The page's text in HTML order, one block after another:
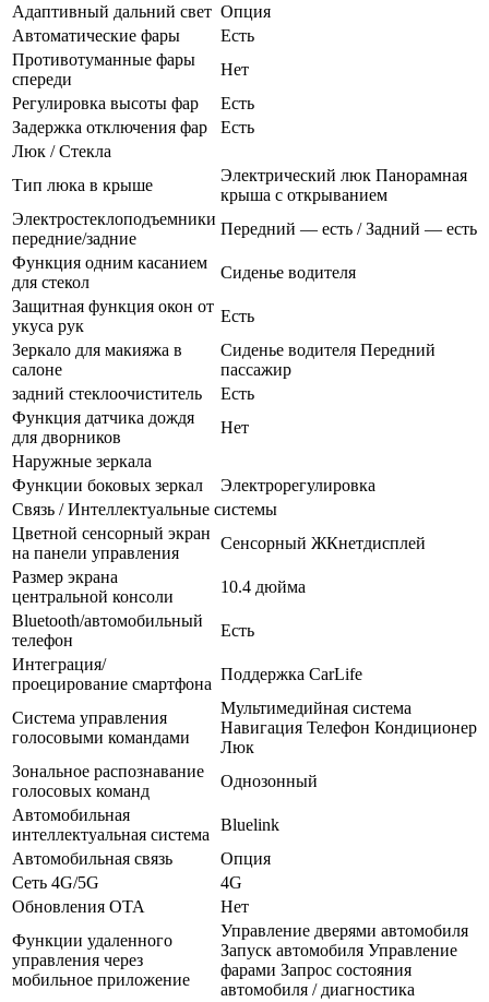
Адаптивный дальний свет Опция
Автоматические фары
Есть
Противотуманные фары
спереди
Нет
Регулировка высоты фар
Есть
Задержка отключения фар
Есть
Люк / Стекла
Тип люка в крыше
Электрический люк Панорамная
крыша с открыванием
Электростеклоподъемники
передние/задние
Передний — есть / Задний — есть
Функция одним касанием
для стекол
Сиденье водителя
Защитная функция окон от
укуса рук
Есть
Зеркало для макияжа в
салоне
Сиденье водителя Передний
пассажир
задний стеклоочиститель
Есть
Функция датчика дождя
для дворников
Нет
Наружные зеркала
Функции боковых зеркал
Электрорегулировка
Связь / Интеллектуальные системы
Цветной сенсорный экран
на панели управления
Сенсорный ЖКнетдисплей
Размер экрана
центральной консоли
10.4 дюйма
Bluetooth/автомобильный
телефон
Есть
Интеграция/
проецирование смартфона
Поддержка CarLife
Система управления
голосовыми командами
Мультимедийная система
Навигация Телефон Кондиционер
Люк
Зональное распознавание
голосовых команд
Однозонный
Автомобильная
интеллектуальная система
Bluelink
Автомобильная связь
Опция
Сеть 4G/5G
4G
Обновления OTA
Нет
Функции удаленного
управления через
мобильное приложение
Управление дверями автомобиля
Запуск автомобиля Управление
фарами Запрос состояния
автомобиля / диагностика